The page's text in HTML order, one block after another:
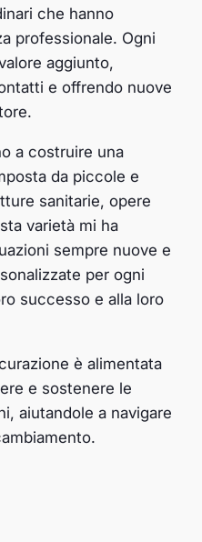
che hanno
professionale. Ogni
aggiunto,
e offrendo nuove
a costruire una
da piccole e
sanitarie, opere
varietà mi ha
sempre nuove e
per ogni
successo e alla loro
è alimentata
e sostenere le
aiutandole a navigare